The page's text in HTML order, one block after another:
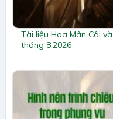
Tài liệu Hoa Mân Côi
tháng 8.2026